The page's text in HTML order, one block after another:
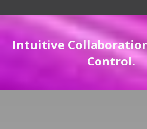
Intuitive
Control.